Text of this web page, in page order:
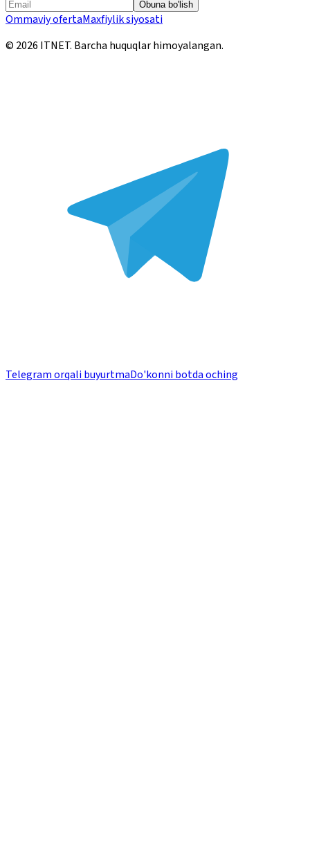
Obuna bo'lish
Ommaviy ofertaMaxfiylik siyosati
© 2026 ITNET. Barcha huquqlar himoyalangan.
Telegram orqali buyurtmaDo'konni botda oching